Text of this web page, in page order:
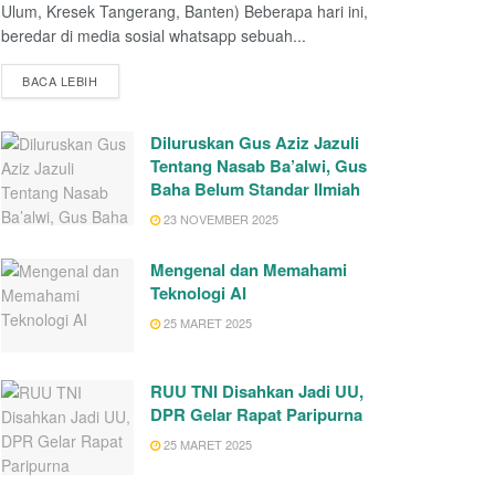
Ulum, Kresek Tangerang, Banten) Beberapa hari ini,
beredar di media sosial whatsapp sebuah...
BACA LEBIH
Diluruskan Gus Aziz Jazuli
Tentang Nasab Ba’alwi, Gus
Baha Belum Standar Ilmiah
23 NOVEMBER 2025
Mengenal dan Memahami
Teknologi AI
25 MARET 2025
RUU TNI Disahkan Jadi UU,
DPR Gelar Rapat Paripurna
25 MARET 2025